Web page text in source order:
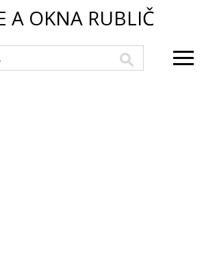
A OKNA RUBLIČ